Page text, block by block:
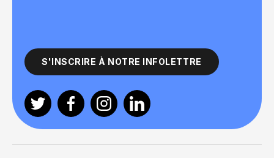
S'INSCRIRE À NOTRE INFOLETTRE
Twitter FacebookInstagramLinkedin